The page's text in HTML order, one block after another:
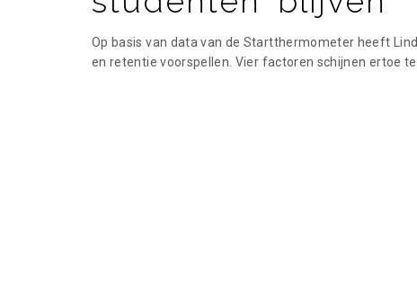
Op basis van data van de Startthermometer heeft
en retentie voorspellen. Vier factoren schijnen ertoe te